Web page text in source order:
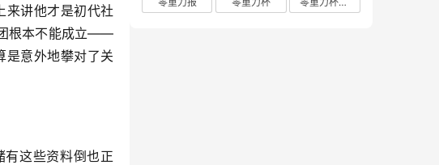
来讲他才是初代社
团根本不能成立——
是意外地攀对了关
有这些资料倒也正